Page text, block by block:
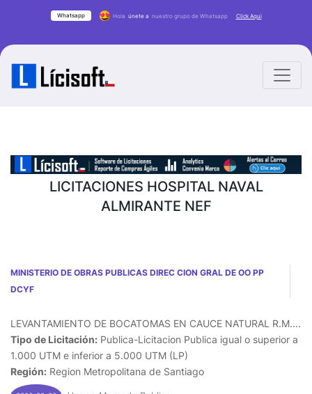
Whatsapp Hola únete a nuestro grupo de Whatsapp Click Aqui
LICITACIONES HOSPITAL NAVAL
ALMIRANTE NEF
MINISTERIO DE OBRAS PUBLICAS DIREC CION GRAL DE OO PP
DCYF
LEVANTAMIENTO DE BOCATOMAS EN CAUCE NATURAL R.M....
Tipo de Licitación: Publica-Licitacion Publica igual o superior a
1.000 UTM e inferior a 5.000 UTM (LP)
Región: Region Metropolitana de Santiago